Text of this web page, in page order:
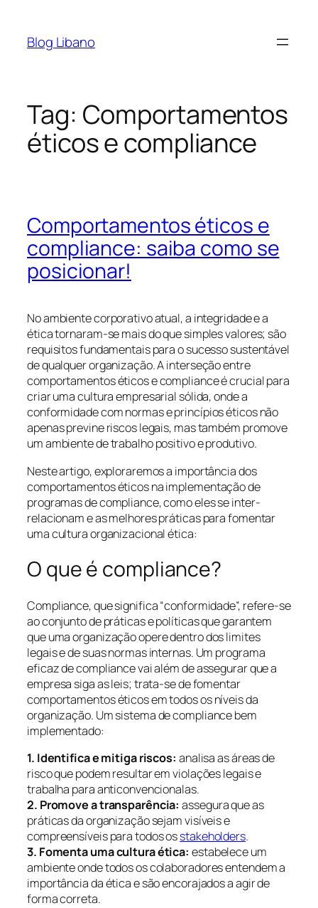
Blog Libano
Tag: Comportamentos
éticos e compliance
Comportamentos éticos e
compliance: saiba como se
posicionar!
No ambiente corporativo atual, a integridade e a
ética tornaram-se mais do que simples valores; são
requisitos fundamentais para o sucesso sustentável
de qualquer organização. A interseção entre
comportamentos éticos e compliance é crucial para
criar uma cultura empresarial sólida, onde a
conformidade com normas e princípios éticos não
apenas previne riscos legais, mas também promove
um ambiente de trabalho positivo e produtivo.
Neste artigo, exploraremos a importância dos
comportamentos éticos na implementação de
programas de compliance, como eles se inter-
relacionam e as melhores práticas para fomentar
uma cultura organizacional ética:
O que é compliance?
Compliance, que significa “conformidade”, refere-se
ao conjunto de práticas e políticas que garantem
que uma organização opere dentro dos limites
legais e de suas normas internas. Um programa
eficaz de compliance vai além de assegurar que a
empresa siga as leis; trata-se de fomentar
comportamentos éticos em todos os níveis da
organização. Um sistema de compliance bem
implementado:
1. Identifica e mitiga riscos: analisa as áreas de
risco que podem resultar em violações legais e
trabalha para anticonvencionalas.
2. Promove a transparência: assegura que as
práticas da organização sejam visíveis e
compreensíveis para todos osstakeholders.
3. Fomenta uma cultura ética: estabelece um
ambiente onde todos os colaboradores entendem a
importância da ética e são encorajados a agir de
forma correta.